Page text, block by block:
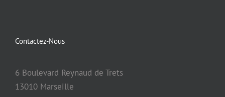
Contactez-Nous
6 Boulevard Reynaud de Trets
13010 Marseille